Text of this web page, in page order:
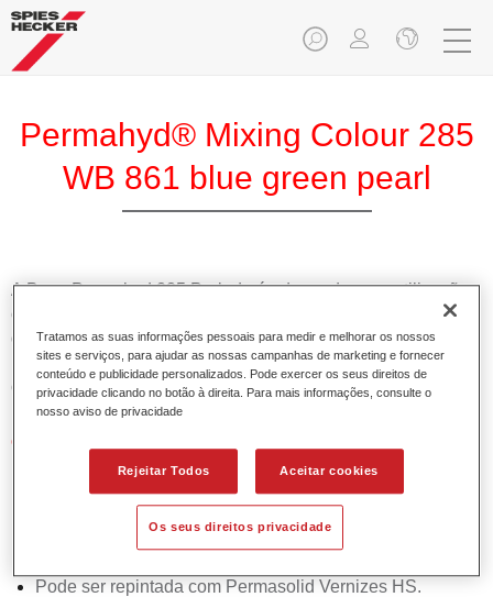
Permahyd® Mixing Colour 285
WB 861 blue green pearl
A Base Permahyd 285 Perlado é adequada para utilização
com Permahyd Base Bicamada Nacarada 285, um sistema
de base bicamada aquosa de alta qualidade. Está baseada
numa tecnologia especial de dispersão de poliuretano para
cores sólidas e de efeitos.
Características do produto
Permite uma aplicação simples e rápida numa operação
de 1.5 demãos.
Oferece boa estabilidade vertical.
Pode ser repintada com Permasolid Vernizes HS.
Tratamos as suas informações pessoais para medir e melhorar os nossos
sites e serviços, para ajudar as nossas campanhas de marketing e fornecer
conteúdo e publicidade personalizados. Pode exercer os seus direitos de
privacidade clicando no botão à direita. Para mais informações, consulte o
nosso aviso de privacidade
Rejeitar Todos Aceitar cookies
Os seus direitos privacidade